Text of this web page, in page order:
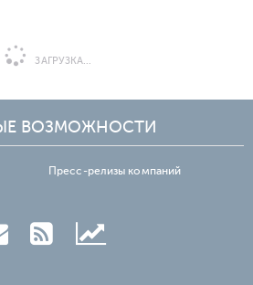
ЗАГРУЗКА...
ВОЗМОЖНОСТИ
Пресс-релизы компаний